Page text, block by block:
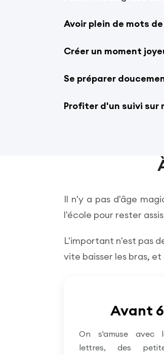
Avoir plein de mots
Créer un moment
Se préparer
Profiter d'un suivi sur
Il n'y a pas d'âge
l'école pour rester
L'important n'est pas
vite baisser les bras,
Avant
On s'amuse avec
lettres, des